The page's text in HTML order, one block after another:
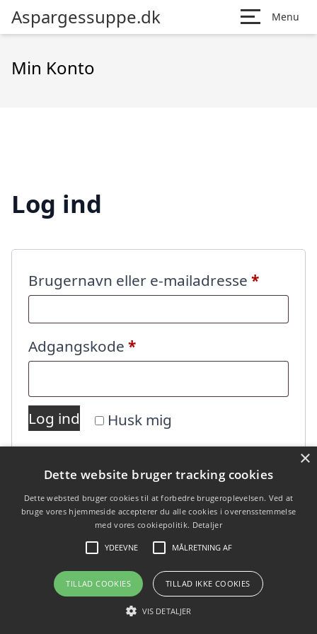
Aspargessuppe.dk Menu
Min Konto
Log ind
Brugernavn eller e-mailadresse *
Adgangskode *Påkrævet
Husk mig
Log ind
Mistet din adgangskode?
Copyright 2026 - Pilanto Aps
Om / kontakt Blog Sitemap
Dette website bruger tracking cookies
Dette websted bruger cookies til at forbedre brugeroplevelsen. Ved at
bruge vores hjemmeside accepterer du alle cookies i overensstemmelse
med vores cookiepolitik. Detaljer
YDEEVNE MÅLRETNING AF
TILLAD COOKIES TILLAD IKKE COOKIES
VIS DETALJER
×